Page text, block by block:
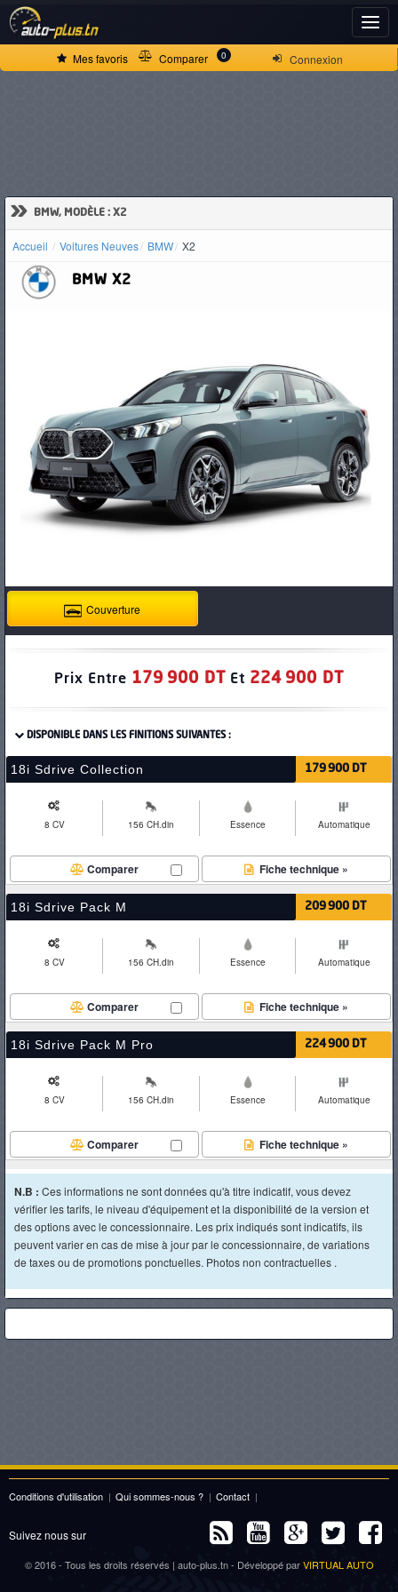
Connexion
Mes favoris Comparer 0
» BMW, MODÈLE : X2
Accueil Voitures Neuves BMW X2
BMW X2
Couverture
Prix Entre 179 900 DT Et 224 900 DT
DISPONIBLE DANS LES FINITIONS SUIVANTES :
18i Sdrive Collection 179 900 DT
8 CV 156 CH.din Essence Automatique
Fiche technique »
Comparer
18i Sdrive Pack M 209 900 DT
8 CV 156 CH.din Essence Automatique
Fiche technique »
Comparer
18i Sdrive Pack M Pro 224 900 DT
8 CV 156 CH.din Essence Automatique
Fiche technique »
Comparer
N.B : Ces informations ne sont données qu'à titre indicatif, vous devez
vérifier les tarifs, le niveau d'équipement et la disponibilité de la version et
des options avec le concessionnaire. Les prix indiqués sont indicatifs, ils
peuvent varier en cas de mise à jour par le concessionnaire, de variations
de taxes ou de promotions ponctuelles. Photos non contractuelles .
Conditions d'utilisation | Qui sommes-nous ? | Contact |
Suivez nous sur
© 2016 - Tous les droits réservés | auto-plus.tn - Développé parVIRTUAL AUTO
ACCUEIL
D'OCCASION
PNEUS